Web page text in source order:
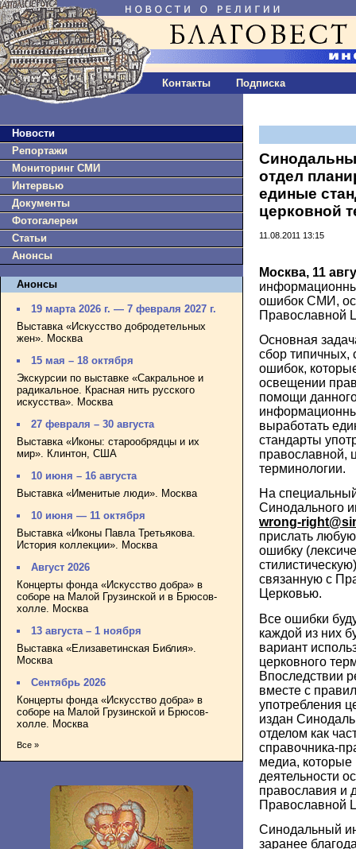
Контакты Подписка
Новости
Репортажи
Мониторинг СМИ
Интервью
Документы
Фотогалереи
Статьи
Анонсы
Анонсы
19 марта 2026 г. — 7 февраля 2027 г.
Выставка «Искусство добродетельных
жен». Москва
15 мая – 18 октября
Экскурсии по выставке «Сакральное и
радикальное. Красная нить русского
искусства». Москва
27 февраля – 30 августа
Выставка «Иконы: старообрядцы и их
мир». Клинтон, США
10 июня – 16 августа
Выставка «Именитые люди». Москва
10 июня — 11 октября
Выставка «Иконы Павла Третьякова.
История коллекции». Москва
Август 2026
Концерты фонда «Искусство добра» в
соборе на Малой Грузинской и в Брюсов-
холле. Москва
13 августа – 1 ноября
Выставка «Елизаветинская Библия».
Москва
Сентябрь 2026
Концерты фонда «Искусство добра» в
соборе на Малой Грузинской и Брюсов-
холле. Москва
Все »
отдел
единые
церковной
11.08.2011 13:15
Москва, 11
ошибок СМИ,
Православной
Основная
сбор типичных,
ошибок,
освещении
помощи
выработать
стандарты
православной,
терминологии.
На
Синодального
wrong-
прислать
ошибку
связанную с
Церковью.
Все ошибки
каждой из них
вариант
церковного
Впоследствии
вместе с
употребления
издан
отделом как
справочника-
медиа,
деятельности
православия и
Православной
Синодальный
заранее